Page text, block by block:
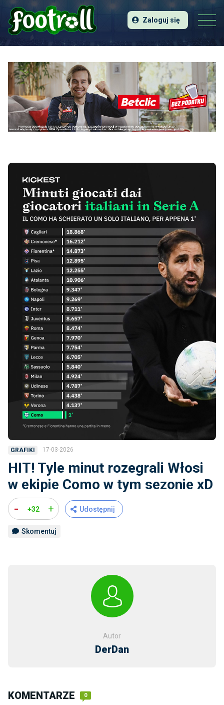
Zaloguj się
GRAFIKI 17-03-2026
HIT! Tyle minut rozegrali Włosi
w ekipie Como w tym sezonie xD
- +32 + Udostępnij
Skomentuj
Autor
DerDan
KOMENTARZE 0